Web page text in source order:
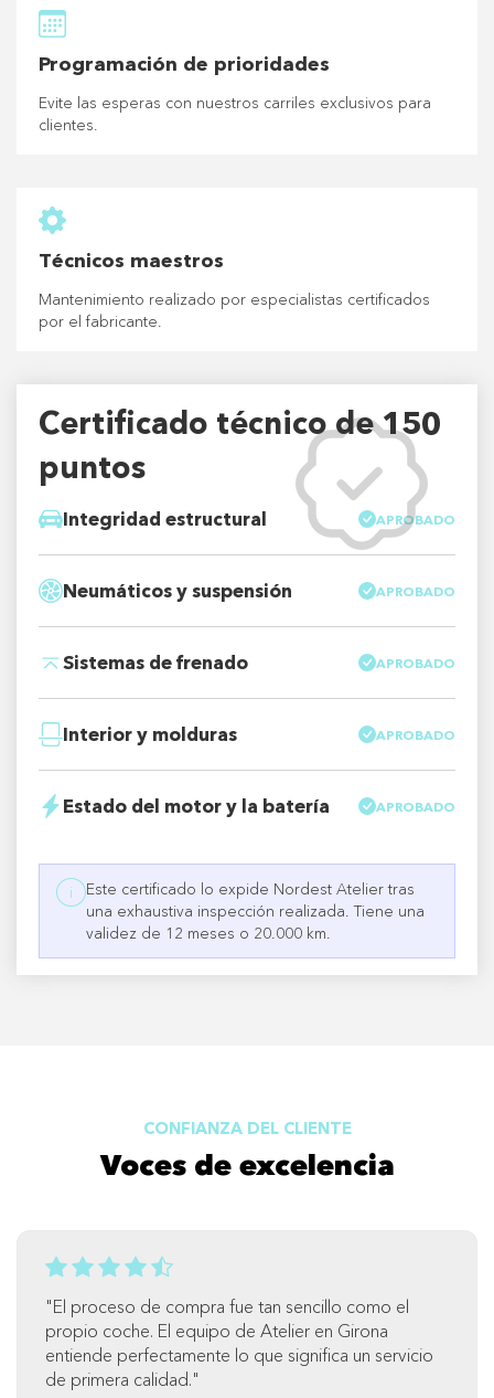
Programación de prioridades
Evite las esperas con nuestros carriles exclusivos para
clientes.
Técnicos maestros
Mantenimiento realizado por especialistas certificados
por el fabricante.
Certificado técnico de 150
puntos
Integridad estructural APROBADO
Neumáticos y suspensión APROBADO
Sistemas de frenado APROBADO
Interior y molduras APROBADO
Estado del motor y la batería APROBADO
i
Este certificado lo expide Nordest Atelier tras
una exhaustiva inspección realizada. Tiene una
validez de 12 meses o 20.000 km.
CONFIANZA DEL CLIENTE
Voces de excelencia
"El proceso de compra fue tan sencillo como el
propio coche. El equipo de Atelier en Girona
entiende perfectamente lo que significa un servicio
de primera calidad."